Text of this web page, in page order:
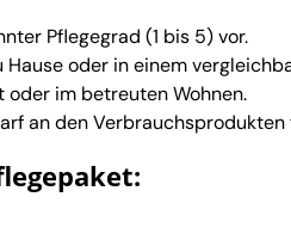
Pflegegrad (1 bis 5) vor.
Hause oder in einem
oder im betreuten Wohnen.
an den